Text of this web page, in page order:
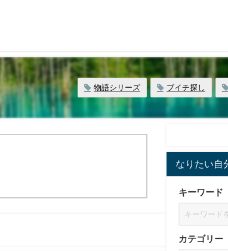
物語シリーズ ブイチ探し
なりたい自
キーワード
カテゴリー